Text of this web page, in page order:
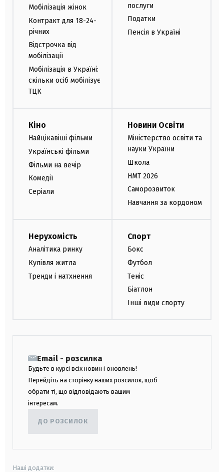
Мобілізація жінок
Контракт для 18-24-
річних
Відстрочка від
мобілізації
Мобілізація в Україні:
скільки осіб мобілізує
ТЦК
послуги
Податки
Пенсія в Україні
Кіно
Найцікавіші фільми
Українські фільми
Фільми на вечір
Комедії
Серіали
Новини Освіти
Міністерство освіти та
науки України
Школа
НМТ 2026
Саморозвиток
Навчання за кордоном
Нерухомість
Аналітика ринку
Купівля житла
Тренди і натхнення
Спорт
Бокс
Футбол
Теніс
Біатлон
Інші види спорту
Email - розсилка
Будьте в курсі всіх новин і оновлень!
Перейдіть на сторінку наших розсилок, щоб
обрати ті, що відповідають вашим
інтересам.
ДО РОЗСИЛОК
Наші додатки: